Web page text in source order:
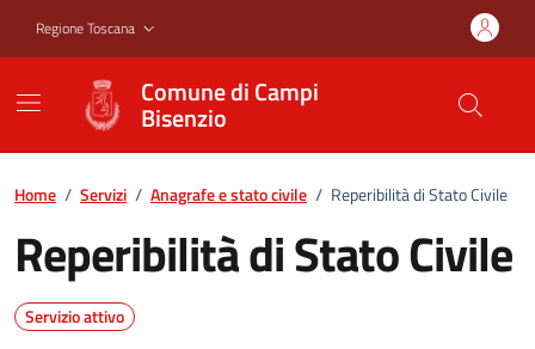
Regione Toscana
Comune di Campi
Bisenzio
Home / Servizi / Anagrafe e stato civile / Reperibilità di Stato Civile
Reperibilità di Stato Civile
Servizio attivo